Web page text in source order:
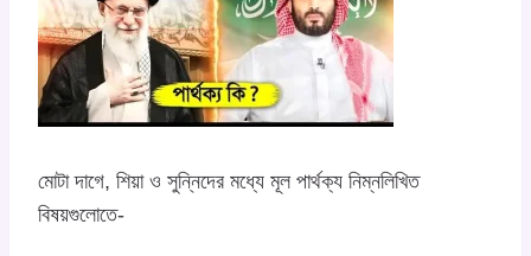
মোটা দাগে, শিয়া ও সুন্নিদের মধ্যে মূল পার্থক্য নিম্নলিখিত
বিষয়গুলোতে-